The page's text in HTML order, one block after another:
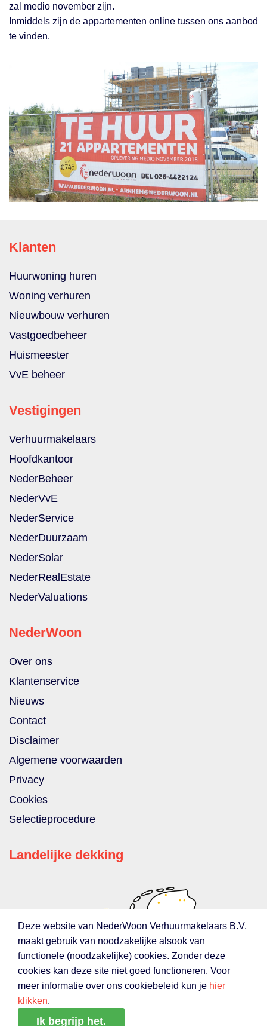
zal medio november zijn.
Inmiddels zijn de appartementen online tussen ons aanbod
te vinden.
Klanten
Huurwoning huren
Woning verhuren
Nieuwbouw verhuren
Vastgoedbeheer
Huismeester
VvE beheer
Vestigingen
Verhuurmakelaars
Hoofdkantoor
NederBeheer
NederVvE
NederService
NederDuurzaam
NederSolar
NederRealEstate
NederValuations
NederWoon
Over ons
Klantenservice
Nieuws
Contact
Disclaimer
Algemene voorwaarden
Privacy
Cookies
Selectieprocedure
Landelijke dekking
Deze website van NederWoon Verhuurmakelaars B.V.
maakt gebruik van noodzakelijke alsook van
functionele (noodzakelijke) cookies. Zonder deze
cookies kan deze site niet goed functioneren. Voor
meer informatie over ons cookiebeleid kun je hier
klikken.
Ik begrijp het.